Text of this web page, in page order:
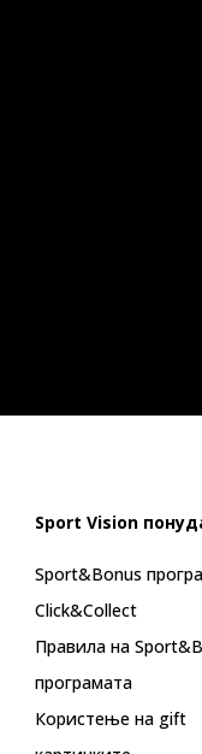
Sport Vision
Sport&Bonus
Click&Collect
Правила на
програмата
Користење на gift